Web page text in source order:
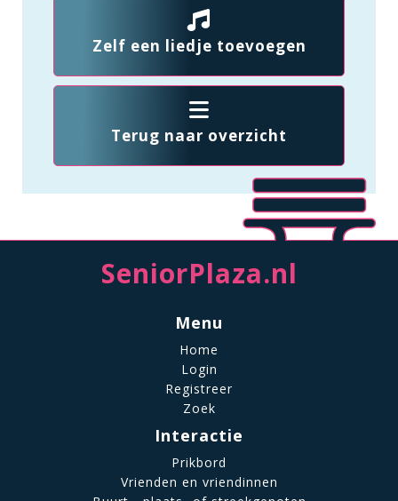
Zelf een liedje toevoegen
Terug naar overzicht
SeniorPlaza.nl
Menu
Home
Login
Registreer
Zoek
Interactie
Prikbord
Vrienden en vriendinnen